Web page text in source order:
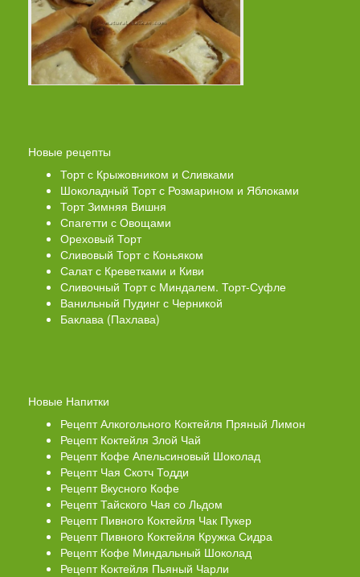
Новые рецепты
Торт с Крыжовником и Сливками
Шоколадный Торт с Розмарином и Яблоками
Торт Зимняя Вишня
Спагетти с Овощами
Ореховый Торт
Сливовый Торт с Коньяком
Салат с Креветками и Киви
Сливочный Торт с Миндалем. Торт-Суфле
Ванильный Пудинг с Черникой
Баклава (Пахлава)
Новые Напитки
Рецепт Алкогольного Коктейля Пряный Лимон
Рецепт Коктейля Злой Чай
Рецепт Кофе Апельсиновый Шоколад
Рецепт Чая Скотч Тодди
Рецепт Вкусного Кофе
Рецепт Тайского Чая со Льдом
Рецепт Пивного Коктейля Чак Пукер
Рецепт Пивного Коктейля Кружка Сидра
Рецепт Кофе Миндальный Шоколад
Рецепт Коктейля Пьяный Чарли